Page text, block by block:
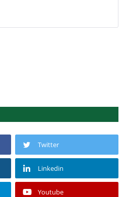
Twitter
Linkedin
Youtube